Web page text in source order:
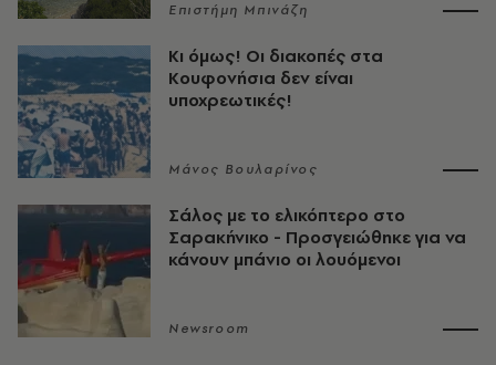
Επιστήμη Μπινάζη
Κι όμως! Οι διακοπές στα
Κουφονήσια δεν είναι
υποχρεωτικές!
Μάνος Βουλαρίνος
Σάλος με το ελικόπτερο στο
Σαρακήνικο - Προσγειώθηκε για να
κάνουν μπάνιο οι λουόμενοι
Newsroom